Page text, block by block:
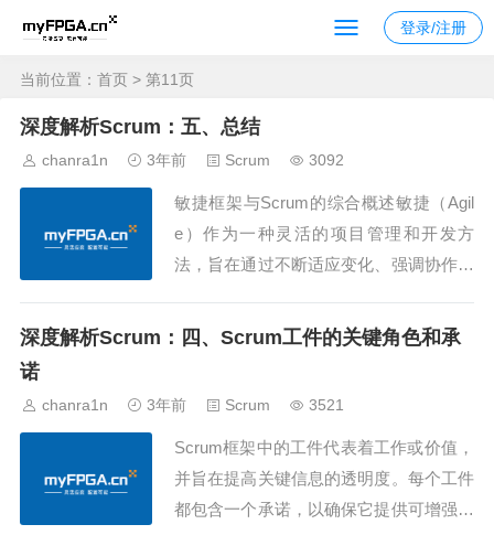
登录/注册
当前位置： 首页 > 第11页
深度解析Scrum：五、总结
chanra1n 3年前 Scrum 3092
敏捷框架与Scrum的综合概述敏捷（Agil
e）作为一种灵活的项目管理和开发方
法，旨在通过不断适应变化、强调协作和
活性和效能。Scrum作为最流行的敏捷框
目的方式。敏捷原则与核心价值观敏捷方
法的...
深度解析Scrum：四、Scrum工件的关键角色和承
诺
chanra1n 3年前 Scrum 3521
Scrum框架中的工件代表着工作或价值，
并旨在提高关键信息的透明度。每个工件
都包含一个承诺，以确保它提供可增强透